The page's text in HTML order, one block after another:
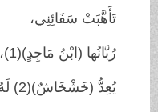
تَأَهَّبَتْ سَفَائِنِي،
رُبَّانُها (ابْنُ مَاجِدٍ)(1)،
يُعِدُّ (خَشْخَاشٌ)(2) لَهُ الخَرَائِطَ المُكَنْتَرَةْ(3)!